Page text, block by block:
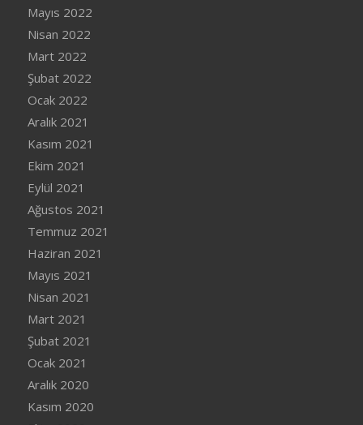
Mayıs 2022
Nisan 2022
Mart 2022
Şubat 2022
Ocak 2022
Aralık 2021
Kasım 2021
Ekim 2021
Eylül 2021
Ağustos 2021
Temmuz 2021
Haziran 2021
Mayıs 2021
Nisan 2021
Mart 2021
Şubat 2021
Ocak 2021
Aralık 2020
Kasım 2020